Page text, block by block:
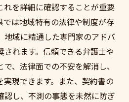
れを詳細に確認することが重要
では地域特有の法律や制度が存
地域に精通した専門家のアドバ
されます。信頼できる弁護士や
、法律面での不安を解消し、
現できます。また、契約書の
認し、不測の事態を未然に防ぎ